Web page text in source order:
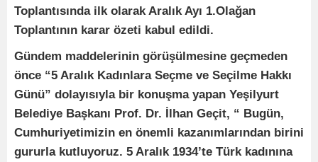
Toplantısında ilk olarak Aralık Ayı 1.Olağan
Toplantının karar özeti kabul edildi.
Gündem maddelerinin görüşülmesine geçmeden
önce “5 Aralık Kadınlara Seçme ve Seçilme Hakkı
Günü” dolayısıyla bir konuşma yapan Yeşilyurt
Belediye Başkanı Prof. Dr. İlhan Geçit, “ Bugün,
Cumhuriyetimizin en önemli kazanımlarından birini
gururla kutluyoruz. 5 Aralık 1934’te Türk kadınına